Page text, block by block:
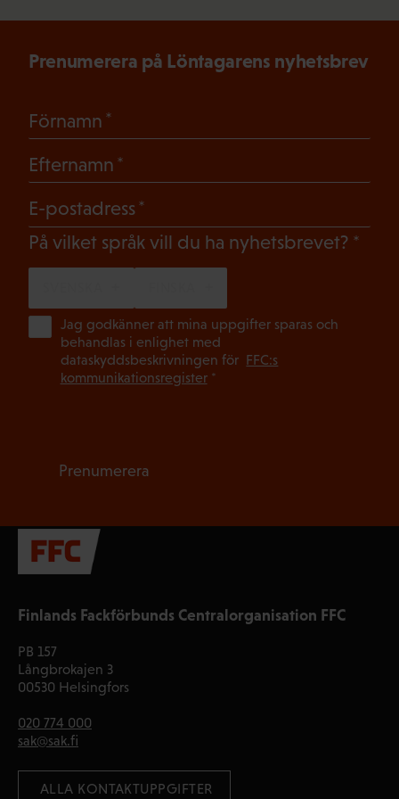
Finlands Fackförbunds Centralorganisation FFC
PB 157
Långbrokajen 3
00530 Helsingfors
020 774 000
sak@sak.fi
ALLA KONTAKTUPPGIFTER
Prenumerera på Löntagarens nyhetsbrev
Förnamn
Efternamn
E-postadress
På vilket språk vill du ha nyhetsbrevet?
Jag godkänner att mina uppgifter sparas och
behandlas i enlighet med
dataskyddsbeskrivningen för FFC:s
kommunikationsregister*
Prenumerera